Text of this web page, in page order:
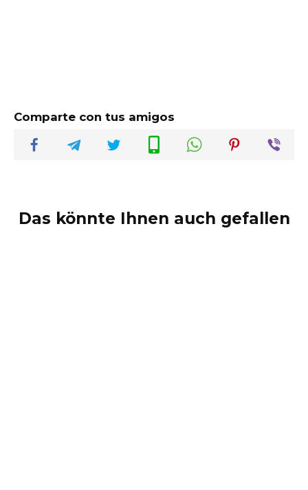
Comparte con tus amigos
Das könnte Ihnen auch gefallen